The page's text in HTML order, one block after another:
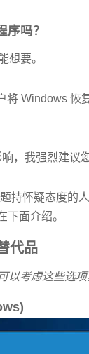
吗？
想要。
将 Windows 恢
，我强烈建议
持怀疑态度的
下面介绍。
代品
以考虑这些选项